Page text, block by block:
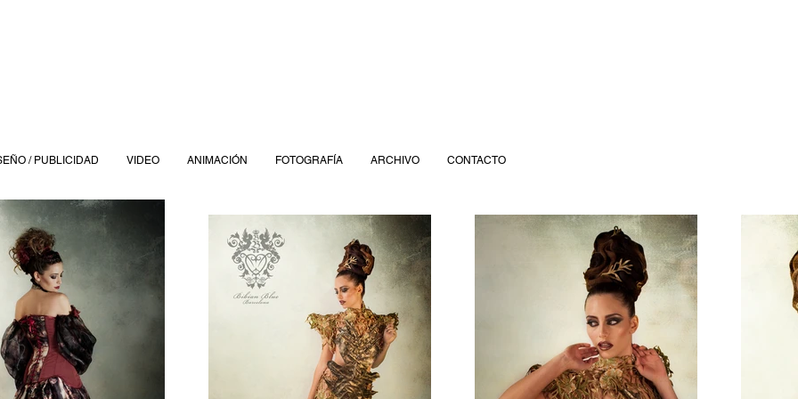
/ PUBLICIDAD VIDEO ANIMACIÓN FOTOGRAFÍA ARCHIVO CONTACTO